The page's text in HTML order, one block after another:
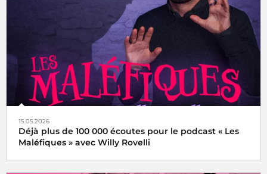
15.05.2026
Déjà plus de 100 000 écoutes pour le podcast « Les
Maléfiques » avec Willy Rovelli